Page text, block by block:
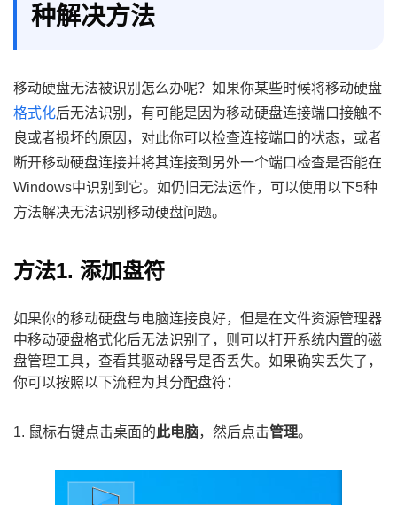
种解决方法
移动硬盘无法被识别怎么办呢？如果你某些时候将移动硬盘
格式化后无法识别，有可能是因为移动硬盘连接端口接触不
良或者损坏的原因，对此你可以检查连接端口的状态，或者
断开移动硬盘连接并将其连接到另外一个端口检查是否能在
Windows中识别到它。如仍旧无法运作，可以使用以下5种
方法解决无法识别移动硬盘问题。
方法1. 添加盘符
如果你的移动硬盘与电脑连接良好，但是在文件资源管理器
中移动硬盘格式化后无法识别了，则可以打开系统内置的磁
盘管理工具，查看其驱动器号是否丢失。如果确实丢失了，
你可以按照以下流程为其分配盘符：
1. 鼠标右键点击桌面的此电脑，然后点击管理。